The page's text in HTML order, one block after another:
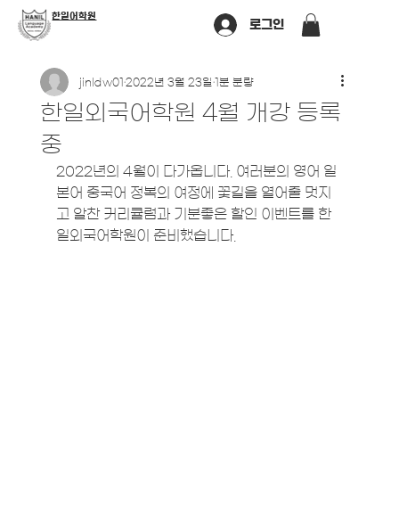
​한일어학원
로그인
한일외국어학원 4월 개강 등록
중
jinldw01 2022년 3월 23일 1분 분량
2022년의 4월이 다가옵니다. 여러분의 영어 일
본어 중국어 정복의 여정에 꽃길을 열어줄 멋지
고 알찬 커리큘럼과 기분좋은 할인 이벤트를 한
일외국어학원이 준비했습니다.